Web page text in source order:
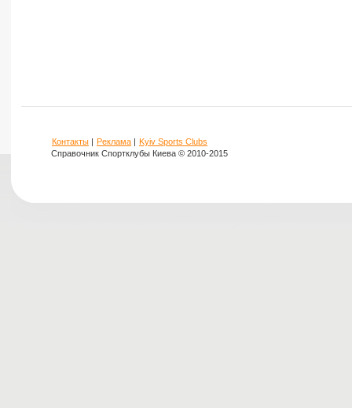
Контакты | Реклама | Kyiv Sports Clubs
Справочник Спортклубы Киева © 2010-2015